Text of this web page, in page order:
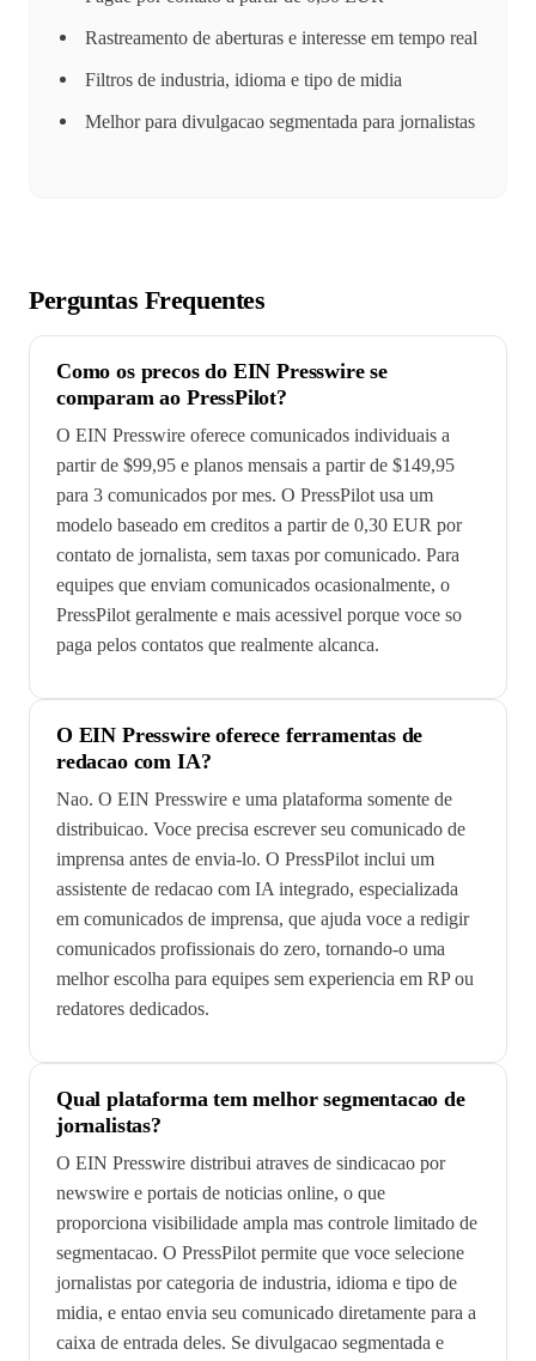
Rastreamento de aberturas e interesse em tempo real
Filtros de industria, idioma e tipo de midia
Melhor para divulgacao segmentada para jornalistas
Perguntas Frequentes
Como os precos do EIN Presswire se
comparam ao PressPilot?
O EIN Presswire oferece comunicados individuais a
partir de $99,95 e planos mensais a partir de $149,95
para 3 comunicados por mes. O PressPilot usa um
modelo baseado em creditos a partir de 0,30 EUR por
contato de jornalista, sem taxas por comunicado. Para
equipes que enviam comunicados ocasionalmente, o
PressPilot geralmente e mais acessivel porque voce so
paga pelos contatos que realmente alcanca.
O EIN Presswire oferece ferramentas de
redacao com IA?
Nao. O EIN Presswire e uma plataforma somente de
distribuicao. Voce precisa escrever seu comunicado de
imprensa antes de envia-lo. O PressPilot inclui um
assistente de redacao com IA integrado, especializada
em comunicados de imprensa, que ajuda voce a redigir
comunicados profissionais do zero, tornando-o uma
melhor escolha para equipes sem experiencia em RP ou
redatores dedicados.
Qual plataforma tem melhor segmentacao de
jornalistas?
O EIN Presswire distribui atraves de sindicacao por
newswire e portais de noticias online, o que
proporciona visibilidade ampla mas controle limitado de
segmentacao. O PressPilot permite que voce selecione
jornalistas por categoria de industria, idioma e tipo de
midia, e entao envia seu comunicado diretamente para a
caixa de entrada deles. Se divulgacao segmentada e